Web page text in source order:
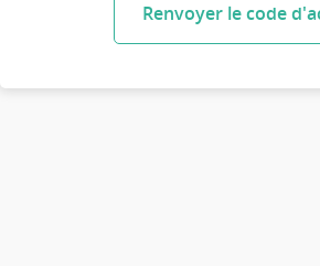
Renvoyer le code